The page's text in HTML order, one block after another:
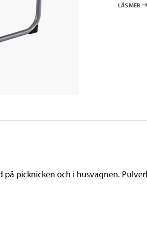
LÄS MER
picknicken och i husvagnen.